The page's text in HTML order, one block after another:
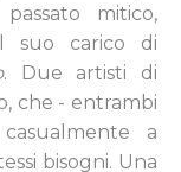
mitico,
suo carico di
. Due artisti di
che - entrambi
a
bisogni. Una